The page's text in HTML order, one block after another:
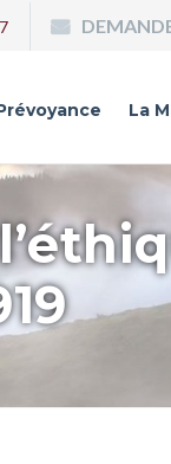
La